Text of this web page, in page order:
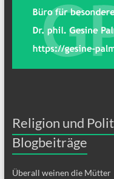
Religion und
Blogbeiträge
Überall weinen die Mütter